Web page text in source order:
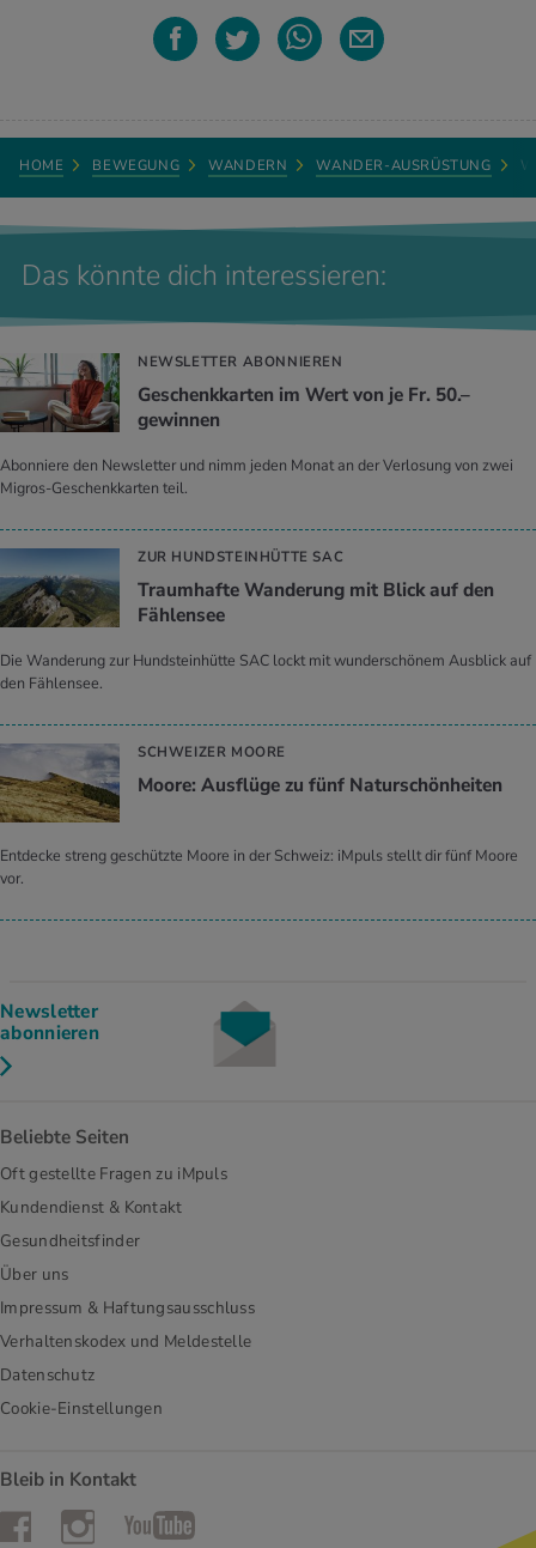
HOME BEWEGUNG WANDERN WANDER-AUSRÜSTUNG
Das könnte dich interessieren:
NEWSLETTER ABONNIEREN
Geschenkkarten im Wert von je Fr. 50.–
gewinnen
Abonniere den Newsletter und nimm jeden Monat an der Verlosung von zwei
Migros-Geschenkkarten teil.
ZUR HUNDSTEINHÜTTE SAC
Traumhafte Wanderung mit Blick auf den
Fählensee
Die Wanderung zur Hundsteinhütte SAC lockt mit wunderschönem Ausblick auf
den Fählensee.
SCHWEIZER MOORE
Moore: Ausflüge zu fünf Naturschönheiten
Entdecke streng geschützte Moore in der Schweiz: iMpuls stellt dir fünf Moore
vor.
Newsletter
abonnieren
Beliebte Seiten
Oft gestellte Fragen zu iMpuls
Kundendienst & Kontakt
Gesundheitsfinder
Über uns
Impressum & Haftungsausschluss
Verhaltenskodex und Meldestelle
Datenschutz
Cookie-Einstellungen
Bleib in Kontakt
FacebookInstagramYouTube